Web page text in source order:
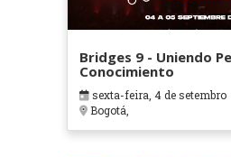
Bridges 9 - Uniendo
Conocimiento
sexta-feira, 4 de setembro
Bogotá,